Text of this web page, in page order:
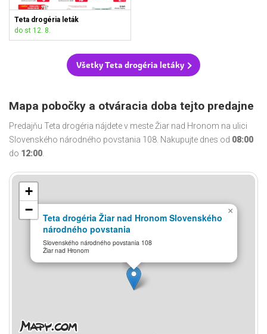
Teta drogéria leták
do st 12. 8.
Všetky Teta drogéria letáky
Mapa pobočky a otváracia doba tejto predajne
Predajňu Teta drogéria nájdete v meste Žiar nad Hronom na ulici
Slovenského národného povstania 108. Nakupujte dnes od 08:00
do 12:00
Teta drogéria Žiar nad Hronom Slovenského
národného povstania
Slovenského národného povstania 108
Žiar nad Hronom
×
+
−